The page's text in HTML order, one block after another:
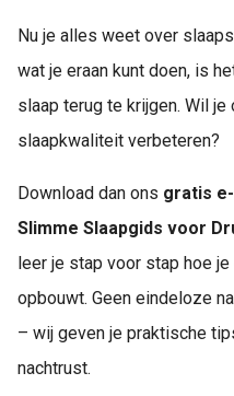
Nu je alles weet over
wat je eraan kunt doen, is
slaap terug te krijgen. Wil je
slaapkwaliteit verbeteren?
Download dan ons gratis
Slimme Slaapgids voor
leer je stap voor stap hoe
opbouwt. Geen eindeloze
– wij geven je praktische
nachtrust.